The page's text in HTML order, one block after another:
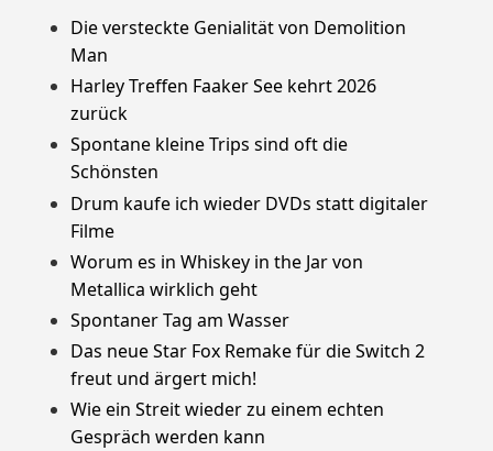
Die versteckte Genialität von Demolition
Man
Harley Treffen Faaker See kehrt 2026
zurück
Spontane kleine Trips sind oft die
Schönsten
Drum kaufe ich wieder DVDs statt digitaler
Filme
Worum es in Whiskey in the Jar von
Metallica wirklich geht
Spontaner Tag am Wasser
Das neue Star Fox Remake für die Switch 2
freut und ärgert mich!
Wie ein Streit wieder zu einem echten
Gespräch werden kann